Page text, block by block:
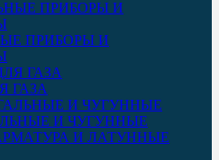
ПРИБОРЫ И
ГАЗА
И ЧУГУННЫЕ